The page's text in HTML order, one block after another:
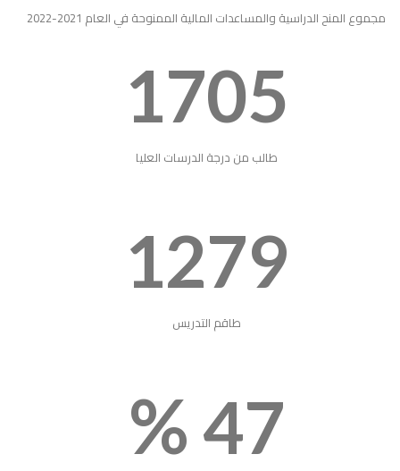
مجموع المنح الدراسية والمساعدات المالية الممنوحة في العام 2021-2022
1705
طالب من درجة الدرسات العليا
1279
طاقم التدريس
%47